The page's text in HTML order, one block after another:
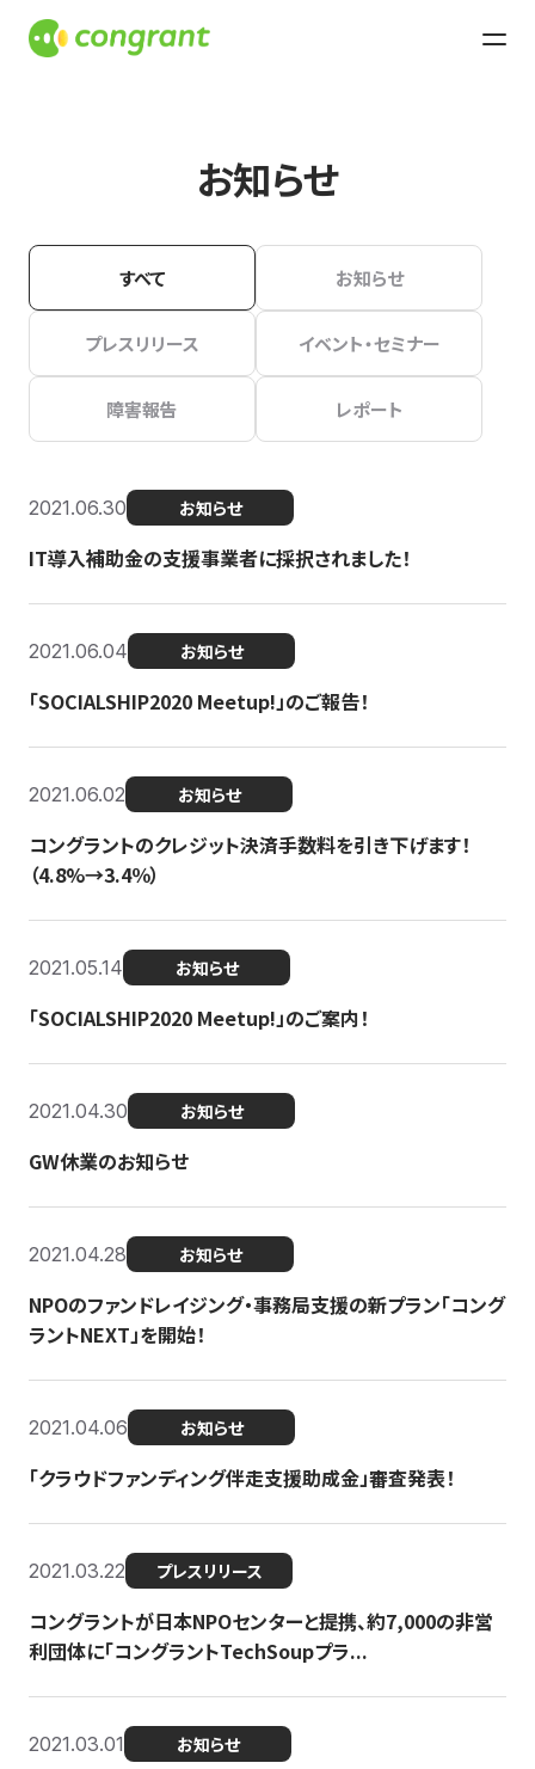
お知らせ
すべて お知らせ
プレスリリース イベント・セミナー
障害報告 レポート
2021.06.30 お知らせ
IT導入補助金の支援事業者に採択されました！
2021.06.04 お知らせ
「SOCIALSHIP2020 Meetup!」のご報告！
2021.06.02 お知らせ
コングラントのクレジット決済手数料を引き下げます！
（4.8%→3.4％）
2021.05.14 お知らせ
「SOCIALSHIP2020 Meetup!」のご案内！
2021.04.30 お知らせ
GW休業のお知らせ
2021.04.28 お知らせ
NPOのファンドレイジング・事務局支援の新プラン「コング
ラントNEXT」を開始！
2021.04.06 お知らせ
「クラウドファンディング伴走支援助成金」審査発表！
2021.03.22 プレスリリース
コングラントが日本NPOセンターと提携、約7,000の非営
利団体に「コングラントTechSoupプラ...
2021.03.01 お知らせ